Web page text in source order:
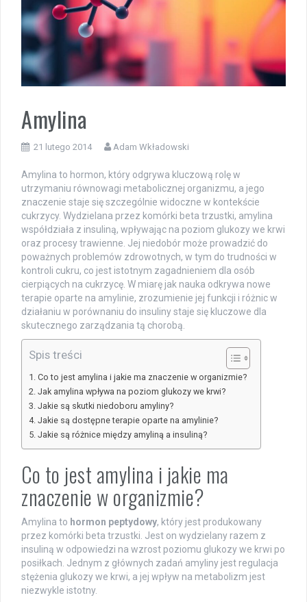
Amylina
21 lutego 2014 Adam Wkładowski
Amylina to hormon, który odgrywa kluczową rolę w
utrzymaniu równowagi metabolicznej organizmu, a jego
znaczenie staje się szczególnie widoczne w kontekście
cukrzycy. Wydzielana przez komórki beta trzustki, amylina
współdziała z insuliną, wpływając na poziom glukozy we krwi
oraz procesy trawienne. Jej niedobór może prowadzić do
poważnych problemów zdrowotnych, w tym do trudności w
kontroli cukru, co jest istotnym zagadnieniem dla osób
cierpiących na cukrzycę. W miarę jak nauka odkrywa nowe
terapie oparte na amylinie, zrozumienie jej funkcji i różnic w
działaniu w porównaniu do insuliny staje się kluczowe dla
skutecznego zarządzania tą chorobą.
Spis treści
Co to jest amylina i jakie ma znaczenie w organizmie?
Jak amylina wpływa na poziom glukozy we krwi?
Jakie są skutki niedoboru amyliny?
Jakie są dostępne terapie oparte na amylinie?
Jakie są różnice między amyliną a insuliną?
Co to jest amylina i jakie ma
znaczenie w organizmie?
Amylina to hormon peptydowy, który jest produkowany
przez komórki beta trzustki. Jest on wydzielany razem z
insuliną w odpowiedzi na wzrost poziomu glukozy we krwi po
posiłkach. Jednym z głównych zadań amyliny jest regulacja
stężenia glukozy we krwi, a jej wpływ na metabolizm jest
niezwykle istotny.